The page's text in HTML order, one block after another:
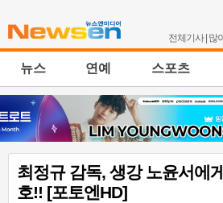
전체기사| 많
뉴스 연예 스포츠
최정규 감독, 생강 노윤서에
호!! [포토엔HD]